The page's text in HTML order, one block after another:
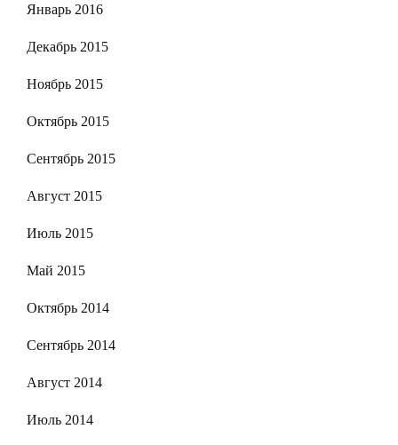
Январь 2016
Декабрь 2015
Ноябрь 2015
Октябрь 2015
Сентябрь 2015
Август 2015
Июль 2015
Май 2015
Октябрь 2014
Сентябрь 2014
Август 2014
Июль 2014